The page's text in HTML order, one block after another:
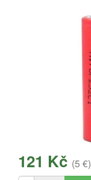
121 Kč (5 €)